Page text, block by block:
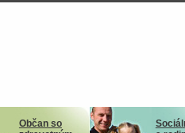
Občan so